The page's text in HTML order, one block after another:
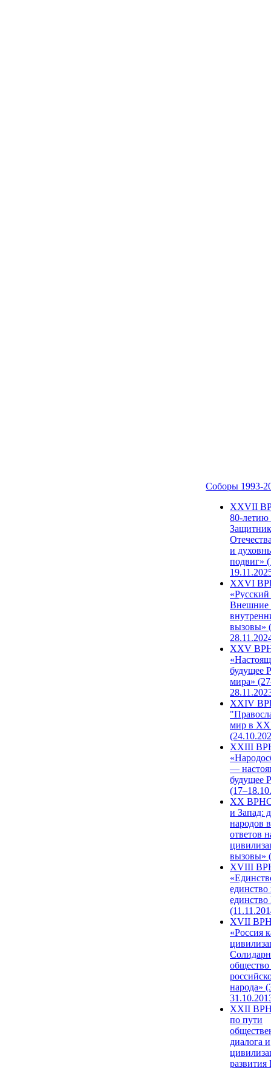
Соборы 1993-
ХХVII
80-
и
подвиг»
XXVI
Внешние
вызовы»
XXV
будущее
мира»
XXIV
мир в
XXIII
—
будущее
XX ВРНС
и Запад:
народов
ответов
вызовы»
XVIII
единство
единство
XVII
«Россия
народа»
XXII
по пути
диалога и
развития